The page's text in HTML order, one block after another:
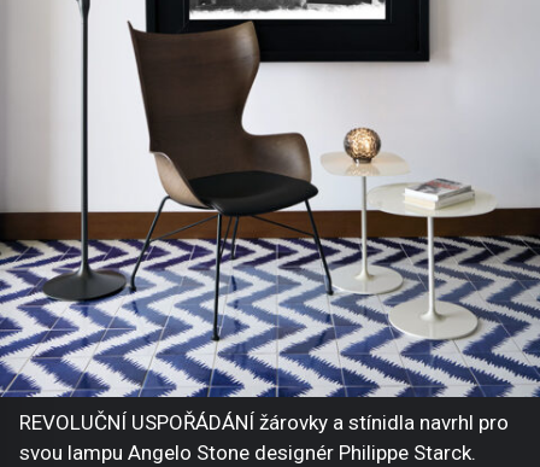
REVOLUČNÍ USPOŘÁDÁNÍ žárovky a stínidla navrhl pro
svou lampu Angelo Stone designér Philippe Starck.